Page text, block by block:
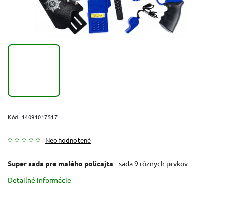
Kód: 14091017517
Neohodnotené
Super sada pre malého policajta - sada 9 rôznych prvkov
Detailné informácie